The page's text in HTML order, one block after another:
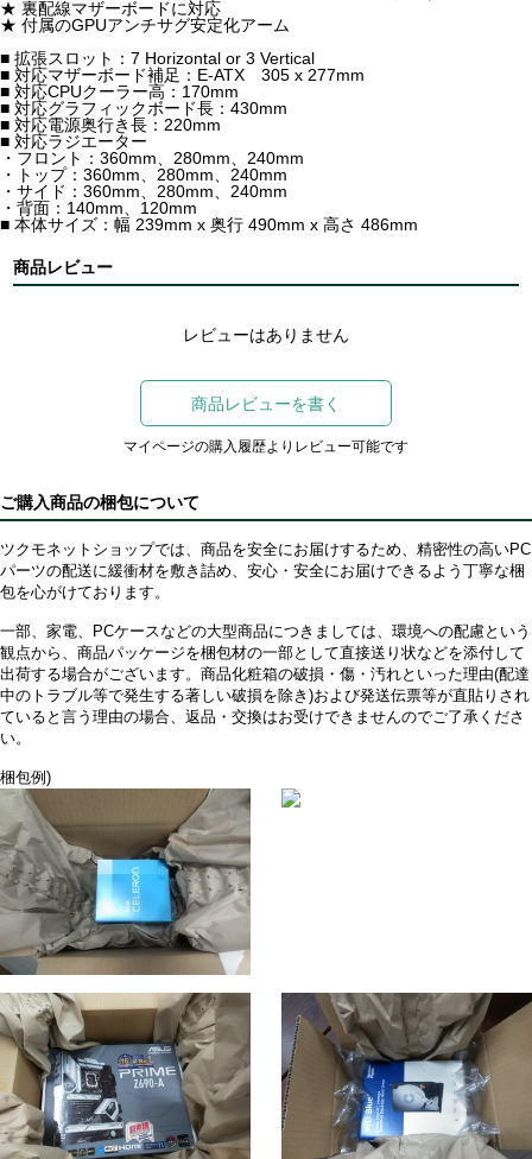
★ 裏配線マザーボードに対応
★ 付属のGPUアンチサグ安定化アーム
■ 拡張スロット：7 Horizontal or 3 Vertical
■ 対応マザーボード補足：E-ATX 305 x 277mm
■ 対応CPUクーラー高：170mm
■ 対応グラフィックボード長：430mm
■ 対応電源奥行き長：220mm
■ 対応ラジエーター
・フロント：360mm、280mm、240mm
・トップ：360mm、280mm、240mm
・サイド：360mm、280mm、240mm
・背面：140mm、120mm
■ 本体サイズ：幅 239mm x 奥行 490mm x 高さ 486mm
商品レビュー
レビューはありません
商品レビューを書く
マイページの購入履歴よりレビュー可能です
ご購入商品の梱包について
ツクモネットショップでは、商品を安全にお届けするため、精密性の高いPC
パーツの配送に緩衝材を敷き詰め、安心・安全にお届けできるよう丁寧な梱
包を心がけております。
一部、家電、PCケースなどの大型商品につきましては、環境への配慮という
観点から、商品パッケージを梱包材の一部として直接送り状などを添付して
出荷する場合がございます。商品化粧箱の破損・傷・汚れといった理由(配達
中のトラブル等で発生する著しい破損を除き)および発送伝票等が直貼りされ
ていると言う理由の場合、返品・交換はお受けできませんのでご了承くださ
い。
梱包例)